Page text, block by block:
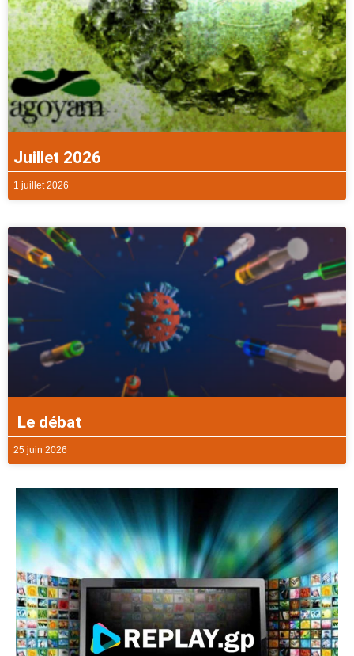
Juillet 2026
1 juillet 2026
Le débat
25 juin 2026